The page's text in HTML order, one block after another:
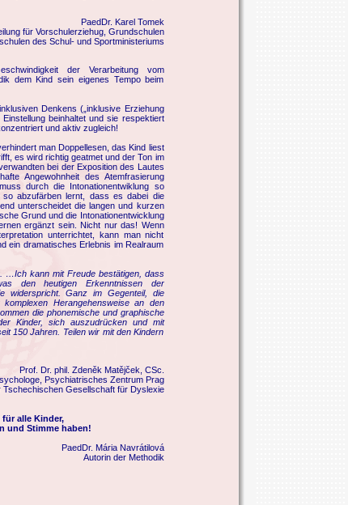
PaedDr. Karel Tomek
für Vorschulerziehug, Grundschulen
des Schul- und Sportministeriums
der Verarbeitung vom
dem Kind sein eigenes Tempo beim
Denkens („inklusive Erziehung
beinhaltet und sie respektiert
und aktiv zugleich!
man Doppellesen, das Kind liest
es wird richtig geatmet und der Ton im
bei der Exposition des Lautes
Angewohnheit des Atemfrasierung
durch die Intonationentwiklung so
abzufärben lernt, dass es dabei die
unterscheidet die langen und kurzen
Grund und die Intonationentwicklung
ergänzt sein. Nicht nur das! Wenn
unterrichtet, kann man nicht
ein dramatisches Erlebnis im Realraum
…Ich kann mit Freude bestätigen, dass
den heutigen Erkenntnissen der
widerspricht. Ganz im Gegenteil, die
Herangehensweise an den
die phonemische und graphische
Kinder, sich auszudrücken und mit
150 Jahren. Teilen wir mit den Kindern
Prof. Dr. phil. Zdeněk Matějček, CSc.
Psychiatrisches Zentrum Prag
Gesellschaft für Dyslexie
alle Kinder,
und Stimme haben!
PaedDr. Mária Navrátilová
Autorin der Methodik